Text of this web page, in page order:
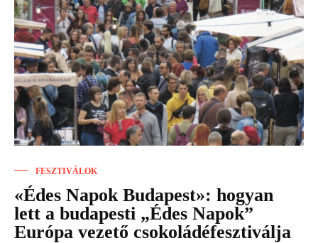
FESZTIVÁLOK
«Édes Napok Budapest»: hogyan
lett a budapesti „Édes Napok”
Európa vezető csokoládéfesztiválja